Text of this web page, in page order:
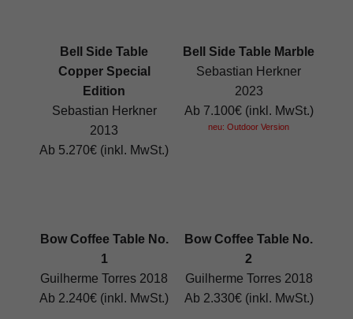
Bell Side Table
Copper Special
Edition
Sebastian Herkner
2013
Ab 5.270€ (inkl. MwSt.)
Bell Side Table Marble
Sebastian Herkner
2023
Ab 7.100€ (inkl. MwSt.)
neu: Outdoor Version
Bow Coffee Table No.
1
Guilherme Torres 2018
Ab 2.240€ (inkl. MwSt.)
Bow Coffee Table No.
2
Guilherme Torres 2018
Ab 2.330€ (inkl. MwSt.)